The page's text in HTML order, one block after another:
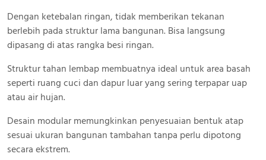
Dengan ketebalan ringan, tidak memberikan tekanan
berlebih pada struktur lama bangunan. Bisa langsung
dipasang di atas rangka besi ringan.
Struktur tahan lembap membuatnya ideal untuk area basah
seperti ruang cuci dan dapur luar yang sering terpapar uap
atau air hujan.
Desain modular memungkinkan penyesuaian bentuk atap
sesuai ukuran bangunan tambahan tanpa perlu dipotong
secara ekstrem.